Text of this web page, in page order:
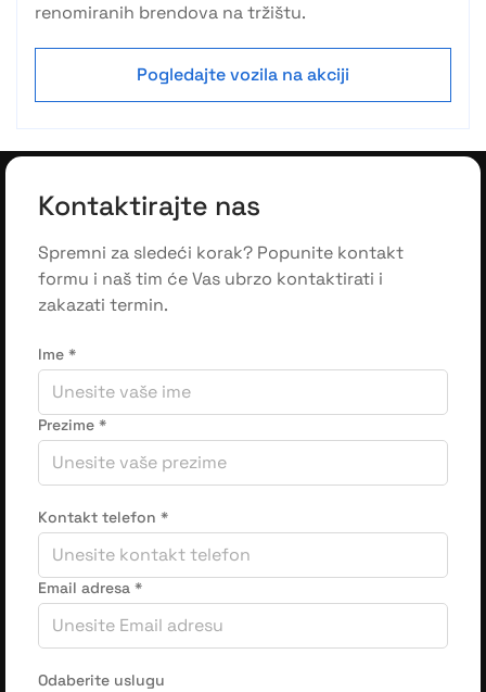
renomiranih brendova na tržištu.
Pogledajte vozila na akciji
Kontaktirajte nas
Spremni za sledeći korak? Popunite kontakt
formu i naš tim će Vas ubrzo kontaktirati i
zakazati termin.
Ime *
Prezime *
Kontakt telefon *
Email adresa *
Odaberite uslugu